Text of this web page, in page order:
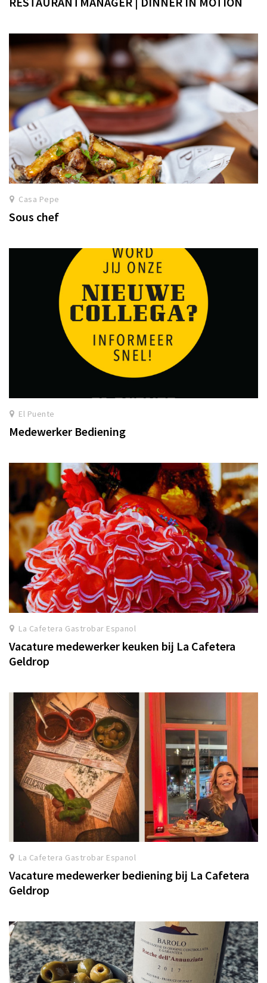
Casa Pepe
Sous chef
El Puente
Medewerker Bediening
La Cafetera Gastrobar Espanol
Vacature medewerker keuken bij La Cafetera
Geldrop
La Cafetera Gastrobar Espanol
Vacature medewerker bediening bij La Cafetera
Geldrop